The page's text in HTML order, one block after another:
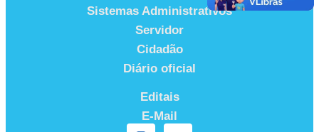
Sistemas Administrativos
Servidor
Cidadão
Diário oficial
Editais
E-Mail